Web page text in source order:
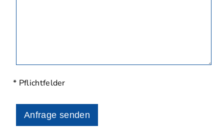
* Pflichtfelder
Anfrage senden